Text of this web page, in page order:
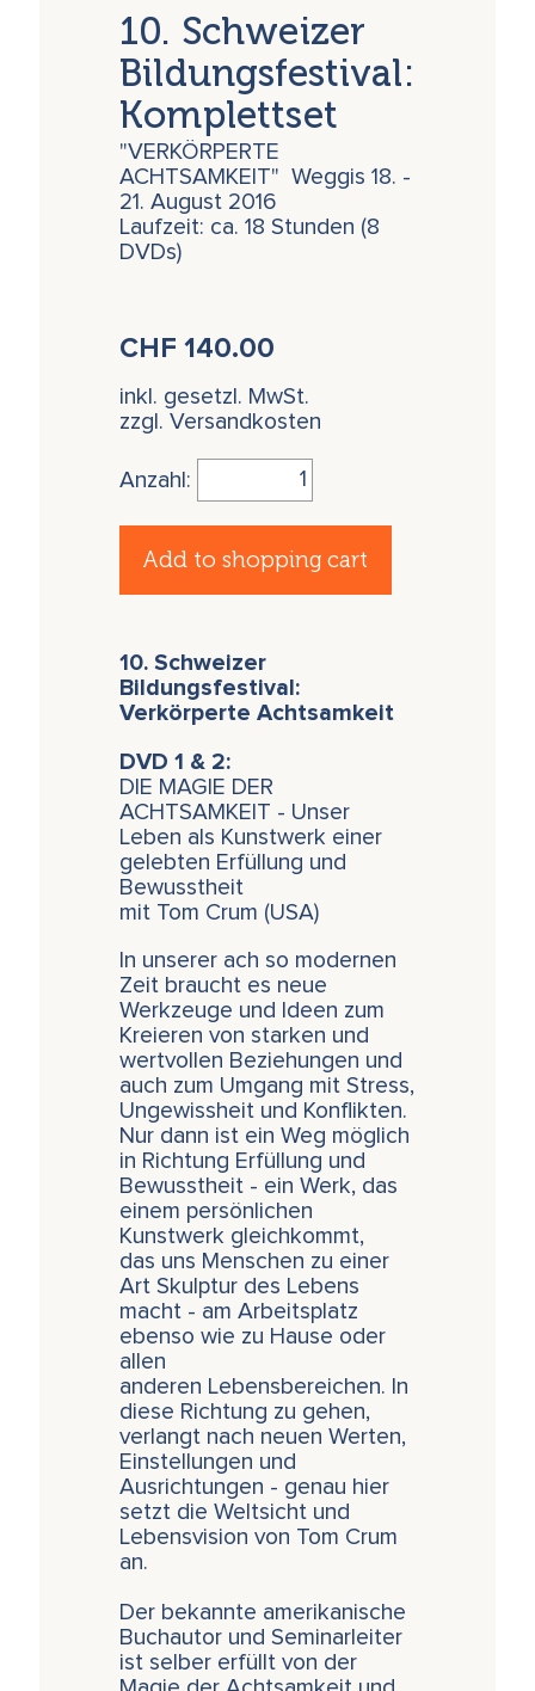
10. Schweizer
Bildungsfestival:
Komplettset
"VERKÖRPERTE
ACHTSAMKEIT" Weggis 18. -
21. August 2016
Laufzeit: ca. 18 Stunden (8
DVDs)
CHF140.00
inkl. gesetzl. MwSt.
zzgl. Versandkosten
Anzahl:
Add to shopping cart
10. Schweizer
Bildungsfestival:
Verkörperte Achtsamkeit
DVD 1 & 2:
DIE MAGIE DER
ACHTSAMKEIT - Unser
Leben als Kunstwerk einer
gelebten Erfüllung und
Bewusstheit
mit Tom Crum (USA)
In unserer ach so modernen
Zeit braucht es neue
Werkzeuge und Ideen zum
Kreieren von starken und
wertvollen Beziehungen und
auch zum Umgang mit Stress,
Ungewissheit und Konflikten.
Nur dann ist ein Weg möglich
in Richtung Erfüllung und
Bewusstheit - ein Werk, das
einem persönlichen
Kunstwerk gleichkommt,
das uns Menschen zu einer
Art Skulptur des Lebens
macht - am Arbeitsplatz
ebenso wie zu Hause oder
allen
anderen Lebensbereichen. In
diese Richtung zu gehen,
verlangt nach neuen Werten,
Einstellungen und
Ausrichtungen - genau hier
setzt die Weltsicht und
Lebensvision von Tom Crum
an.
Der bekannte amerikanische
Buchautor und Seminarleiter
ist selber erfüllt von der